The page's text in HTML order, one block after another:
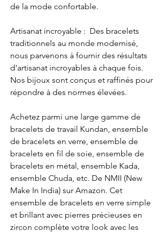
de la mode confortable.
Artisanat incroyable : Des bracelets
traditionnels au monde modernisé,
nous parvenons à fournir des résultats
d'artisanat incroyables à chaque fois.
Nos bijoux sont conçus et raffinés pour
répondre à des normes élevées.
Achetez parmi une large gamme de
bracelets de travail Kundan, ensemble
de bracelets en verre, ensemble de
bracelets en fil de soie, ensemble de
bracelets en métal, ensemble Kada,
ensemble Chuda, etc. De NMII (New
Make In India) sur Amazon. Cet
ensemble de bracelets en verre simple
et brillant avec pierres précieuses en
zircon complète votre look avec les